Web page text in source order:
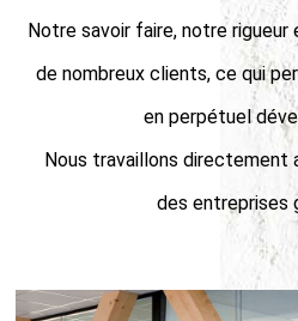
Notre savoir faire, notre
de nombreux clients, ce qui
en perpétuel
Nous travaillons directement
des entreprises